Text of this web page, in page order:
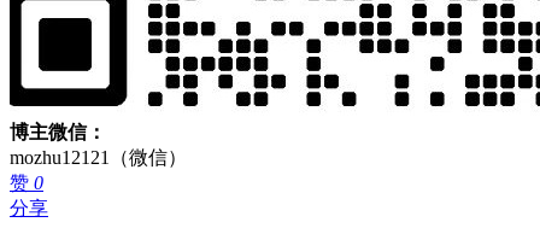
博主微信：
mozhu12121（微信）
赞 0
分享